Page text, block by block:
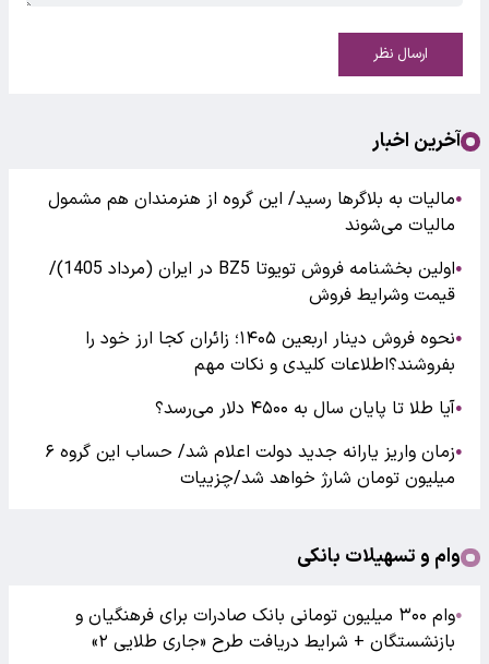
ارسال نظر
آخرین اخبار
●مالیات به بلاگرها رسید/ این گروه از هنرمندان هم مشمول
مالیات می‌شوند
●
اولین بخشنامه فروش تویوتا BZ5 در ایران (مرداد 1405)/
قیمت وشرایط فروش
●
نحوه فروش دینار اربعین ۱۴۰۵؛ زائران کجا ارز خود را
بفروشند؟اطلاعات کلیدی و نکات مهم
●آیا طلا تا پایان سال به ۴۵۰۰ دلار می‌رسد؟
●
زمان واریز یارانه جدید دولت اعلام شد/ حساب این گروه ۶
میلیون تومان شارژ خواهد شد/چزییات
وام و تسهیلات بانکی
●
وام ۳۰۰ میلیون تومانی بانک صادرات برای فرهنگیان و
بازنشستگان + شرایط دریافت طرح «جاری طلایی ۲»